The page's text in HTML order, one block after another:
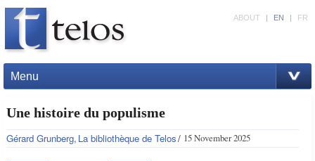
Menu
ABOUT | EN | FR
Une histoire du populisme
Gérard Grunberg La bibliothèque de Telos 15 November 2025